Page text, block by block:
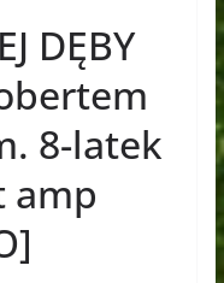
DĘBY
8-latek
amp